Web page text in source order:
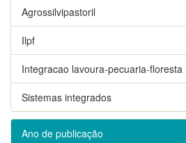
Agrossilvipastoril
Ilpf
Integracao lavoura-pecuaria-floresta
Sistemas integrados
Ano de publicação